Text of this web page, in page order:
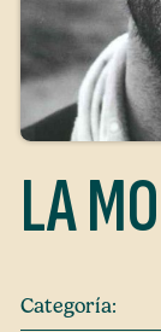
LA
Categoría: